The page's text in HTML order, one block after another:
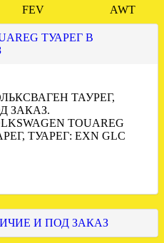
FEV AWT
ТУАРЕГ В
ТАУРЕГ,
ЗАКАЗ.
TOUAREG
ТУАРЕГ: EXN GLC
И ПОД ЗАКАЗ